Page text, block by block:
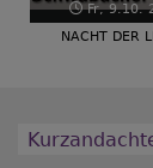
Fr, 9.10.
NACHT DER